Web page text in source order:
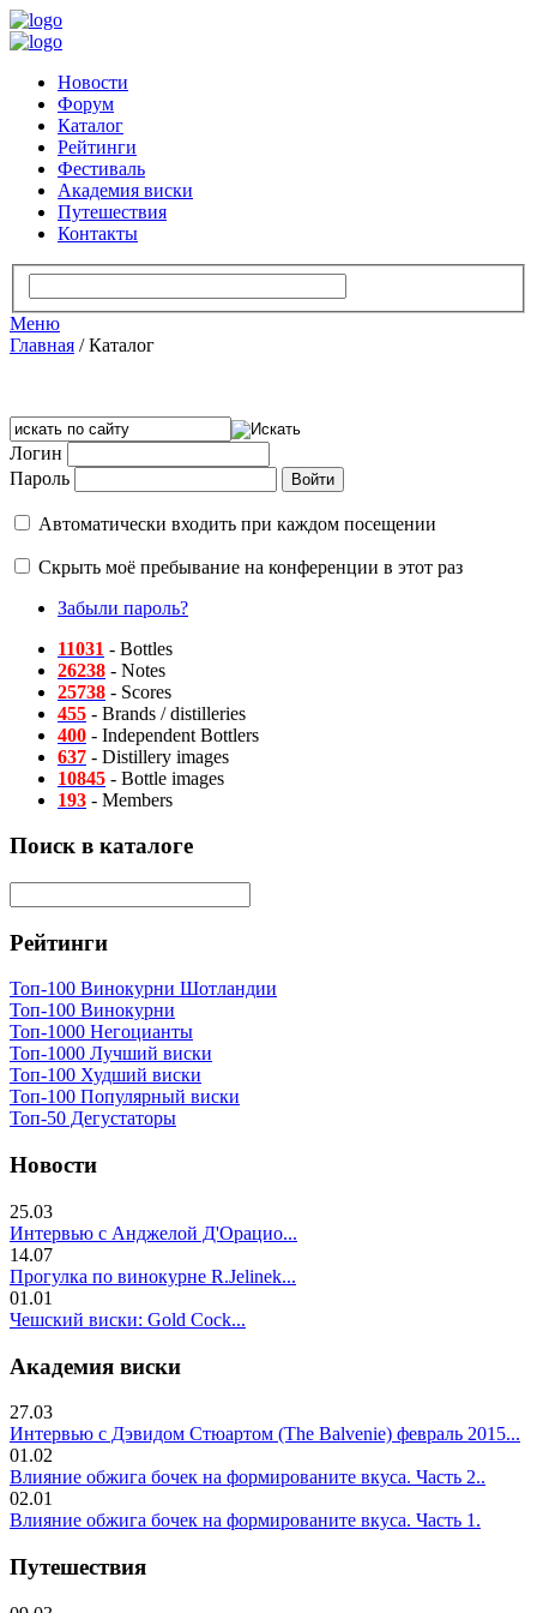
Новости
Форум
Каталог
Рейтинги
Фестиваль
Академия виски
Путешествия
Контакты
Меню
Главная /Каталог
Логин
Пароль
Автоматически входить при каждом посещении
Скрыть моё пребывание на конференции в этот раз
Забыли пароль?
11031 - Bottles
26238 - Notes
25738 - Scores
455 - Brands / distilleries
400 - Independent Bottlers
637 - Distillery images
10845 - Bottle images
193 - Members
Поиск в каталоге
Рейтинги
Топ-100 Винокурни Шотландии
Топ-100 Винокурни
Топ-1000 Негоцианты
Топ-1000 Лучший виски
Топ-100 Худший виски
Топ-100 Популярный виски
Топ-50 Дегустаторы
Новости
25.03
Интервью с Анджелой Д'Орацио...
14.07
Прогулка по винокурне R.Jelinek...
01.01
Чешский виски: Gold Cock...
Академия виски
27.03
Интервью с Дэвидом Стюартом (The Balvenie) февраль 2015...
01.02
Влияние обжига бочек на формированите вкуса. Часть 2..
02.01
Влияние обжига бочек на формированите вкуса. Часть 1.
Путешествия